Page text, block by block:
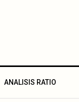
ANALISIS RATIO